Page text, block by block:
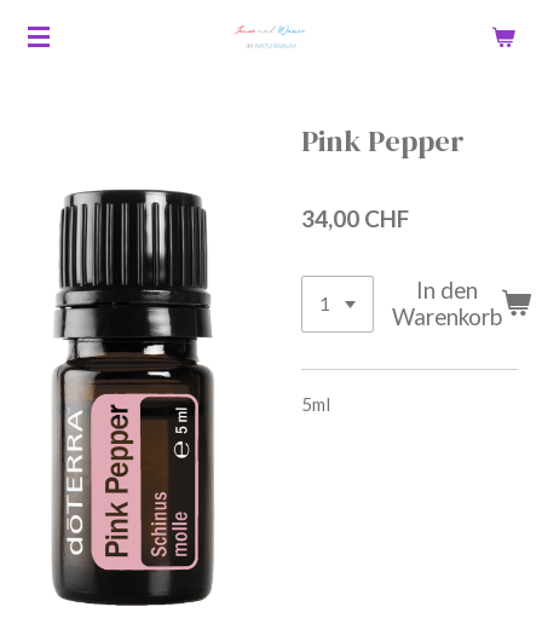
Zum
Pink Pepper
34,00 CHF
In den
Warenkorb
5ml